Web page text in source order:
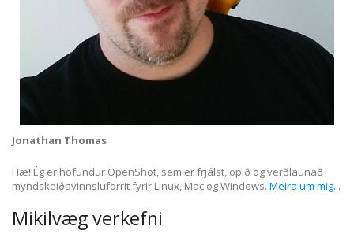
Jonathan Thomas
Hæ! Ég er höfundur OpenShot, sem er frjálst, opið og verðlaunað
myndskeiðavinnsluforrit fyrir Linux, Mac og Windows. Meira um mig...
Mikilvæg verkefni